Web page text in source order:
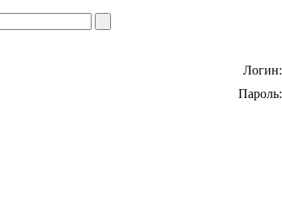
Логин:
Пароль: